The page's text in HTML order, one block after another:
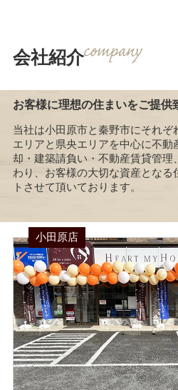
会社紹介
お客様に理想の住まいをご提供
当社は小田原市と秦野市にそれぞ
エリアと県央エリアを中心に不動
却・建築請負い・不動産賃貸管理
わり、お客様の大切な資産となる
トさせて頂いております。
小田原店